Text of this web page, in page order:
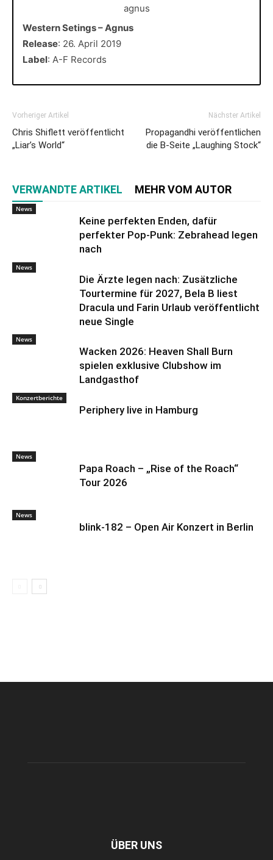
Western Setings – Agnus
Release: 26. April 2019
Label: A-F Records
Vorheriger Artikel
Chris Shiflett veröffentlicht
„Liar’s World“
Nächster Artikel
Propagandhi veröffentlichen
die B-Seite „Laughing Stock“
VERWANDTE ARTIKEL MEHR VOM AUTOR
News
Keine perfekten Enden, dafür
perfekter Pop-Punk: Zebrahead legen
nach
News
Die Ärzte legen nach: Zusätzliche
Tourtermine für 2027, Bela B liest
Dracula und Farin Urlaub veröffentlicht
neue Single
News
Wacken 2026: Heaven Shall Burn
spielen exklusive Clubshow im
Landgasthof
Konzertberichte
Periphery live in Hamburg
News
Papa Roach – „Rise of the Roach“
Tour 2026
News
blink-182 – Open Air Konzert in Berlin
ÜBER UNS